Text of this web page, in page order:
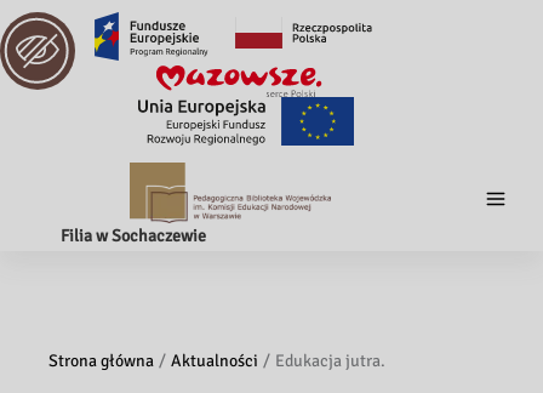
Filia w Sochaczewie
Strona główna Aktualności Edukacja jutra.